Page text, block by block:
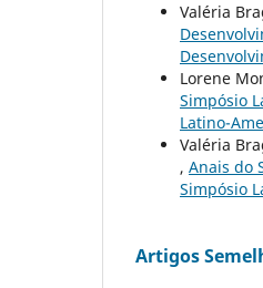
Valéria
Lorene
Simpósio
Latino-
Valéria
, Anais do
Simpósio
Artigos